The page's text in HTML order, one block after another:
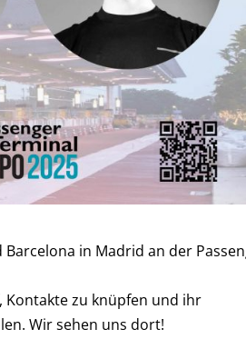
in Madrid an der
Kontakte zu knüpfen und ihr
Wir sehen uns dort!